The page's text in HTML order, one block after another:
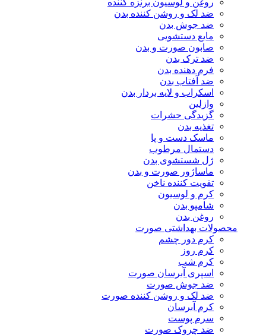
روغن و لوسیون برنزه کننده
ضد لک و روشن کننده بدن
ضد جوش بدن
مایع دستشویی
صابون صورت و بدن
ضد ترک بدن
فرم دهنده بدن
ضد آفتاب بدن
اسکراب و لایه بردار بدن
وازلین
گزیدگی حشرات
تغذیه بدن
ماسک دست و پا
دستمال مرطوب
ژل شستشوی بدن
ماساژور صورت و بدن
تقویت کننده ناخن
کرم و لوسیون
شامپو بدن
روغن بدن
محصولات بهداشتی صورت
کرم دور چشم
کرم روز
کرم شب
اسپری آبرسان صورت
ضد جوش صورت
ضد لک و روشن کننده صورت
کرم آبرسان
سرم پوست
ضد چروک صورت